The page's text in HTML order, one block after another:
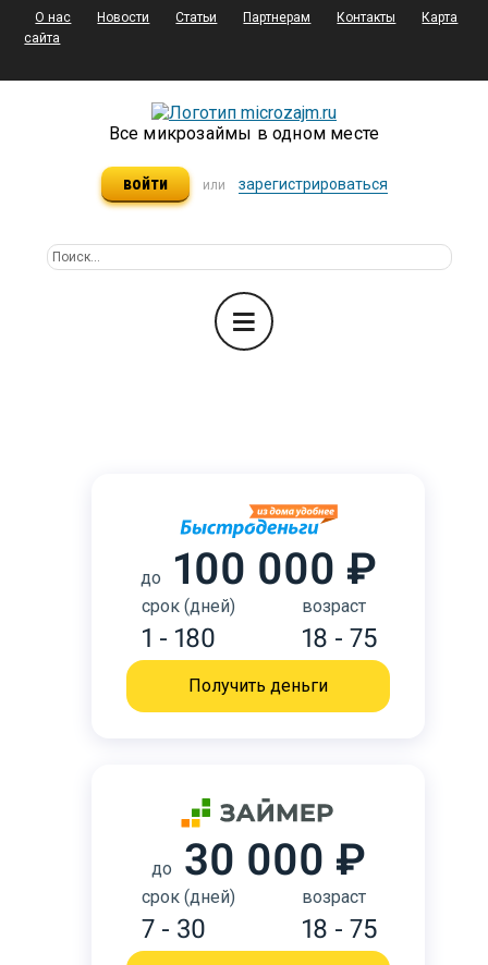
О нас Новости Статьи Партнерам Контакты
Карта
сайта
Все микрозаймы в одном месте
войти или зарегистрироваться
до 100 000 ₽
срок (дней)
1 - 180
возраст
18 - 75
Получить деньги
до 30 000 ₽
срок (дней)
7 - 30
возраст
18 - 75